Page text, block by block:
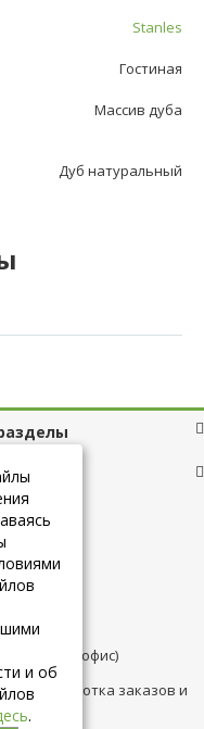
Stanles
Гостиная
Массив дуба
Дуб натуральный
д.12 (офис)
(обработка заказов и
и об
.